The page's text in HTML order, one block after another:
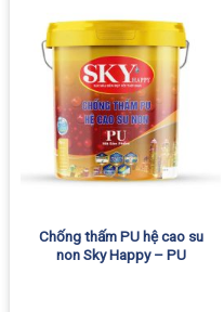
Chống thấm PU hệ cao su
non Sky Happy – PU